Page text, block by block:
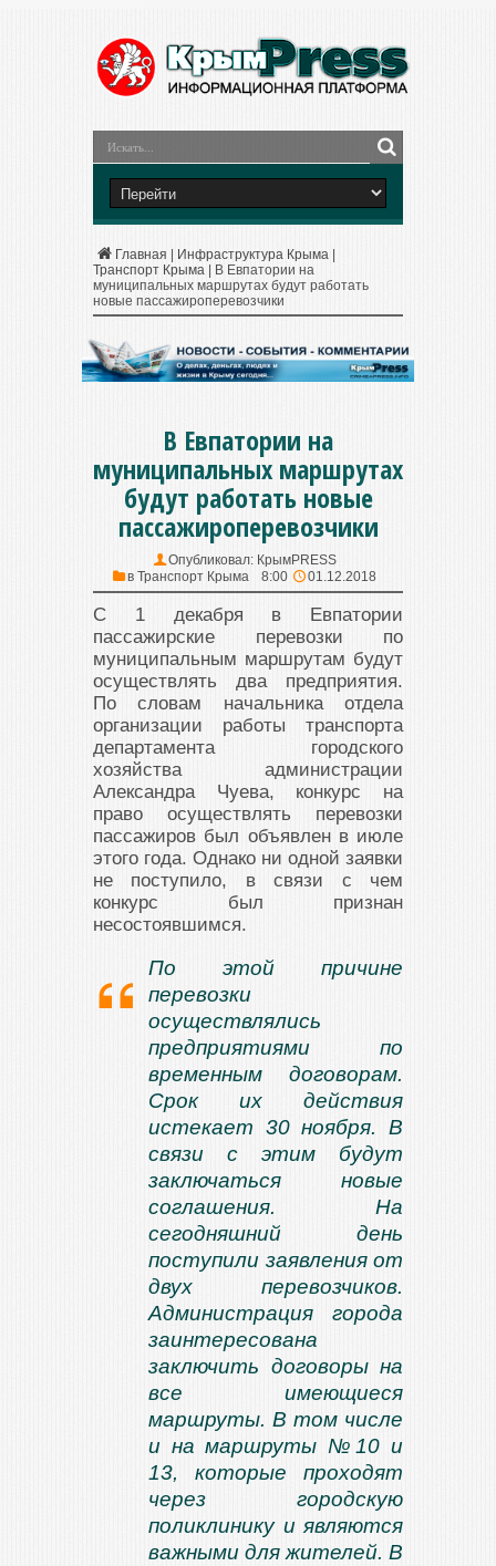
Главная Инфраструктура Крыма
Транспорт Крыма
В Евпатории на
муниципальных маршрутах будут работать
новые пассажироперевозчики
В Евпатории на
муниципальных маршрутах
будут работать новые
пассажироперевозчики
Опубликовал: КрымPRESS
в Транспорт Крыма 8:00 01.12.2018
С 1 декабря в Евпатории
пассажирские перевозки по
муниципальным маршрутам будут
осуществлять два предприятия.
По словам начальника отдела
организации работы транспорта
департамента городского
хозяйства администрации
Александра Чуева, конкурс на
право осуществлять перевозки
пассажиров был объявлен в июле
этого года. Однако ни одной заявки
не поступило, в связи с чем
конкурс был признан
несостоявшимся.
По этой причине
перевозки
осуществлялись
предприятиями по
временным договорам.
Срок их действия
истекает 30 ноября. В
связи с этим будут
заключаться новые
соглашения. На
сегодняшний день
поступили заявления от
двух перевозчиков.
Администрация города
заинтересована
заключить договоры на
все имеющиеся
маршруты. В том числе
и на маршруты №10 и
13, которые проходят
через городскую
поликлинику и являются
важными для жителей. В